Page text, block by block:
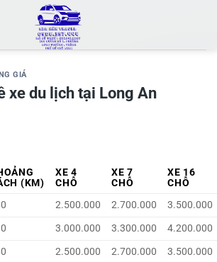
GIÁ
xe du lịch tại Long An
(KM)
XE 4
CHỖ
XE 7
CHỖ
XE 16
CHỖ
2.500.000 2.700.000
3.500.000
3.000.000 3.300.000
4.200.000
2.500.000 2.700.000
3.500.000